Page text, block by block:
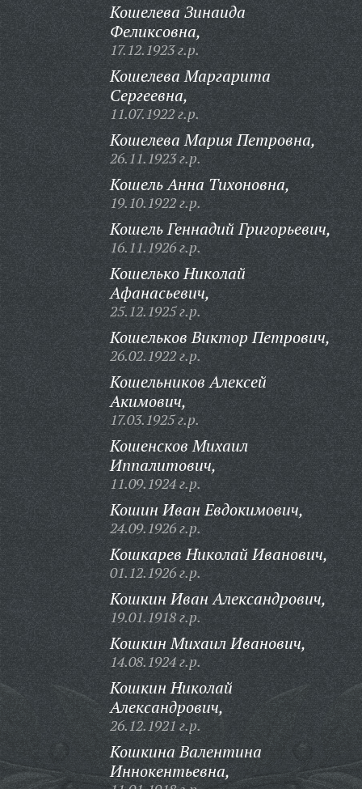
Кошелева Зинаида
Феликсовна,
17.12.1923 г.р.
Кошелева Маргарита
Сергеевна,
11.07.1922 г.р.
Кошелева Мария Петровна,
26.11.1923 г.р.
Кошель Анна Тихоновна,
19.10.1922 г.р.
Кошель Геннадий Григорьевич,
16.11.1926 г.р.
Кошелько Николай
Афанасьевич,
25.12.1925 г.р.
Кошельков Виктор Петрович,
26.02.1922 г.р.
Кошельников Алексей
Акимович,
17.03.1925 г.р.
Кошенсков Михаил
Иппалитович,
11.09.1924 г.р.
Кошин Иван Евдокимович,
24.09.1926 г.р.
Кошкарев Николай Иванович,
01.12.1926 г.р.
Кошкин Иван Александрович,
19.01.1918 г.р.
Кошкин Михаил Иванович,
14.08.1924 г.р.
Кошкин Николай
Александрович,
26.12.1921 г.р.
Кошкина Валентина
Иннокентьевна,